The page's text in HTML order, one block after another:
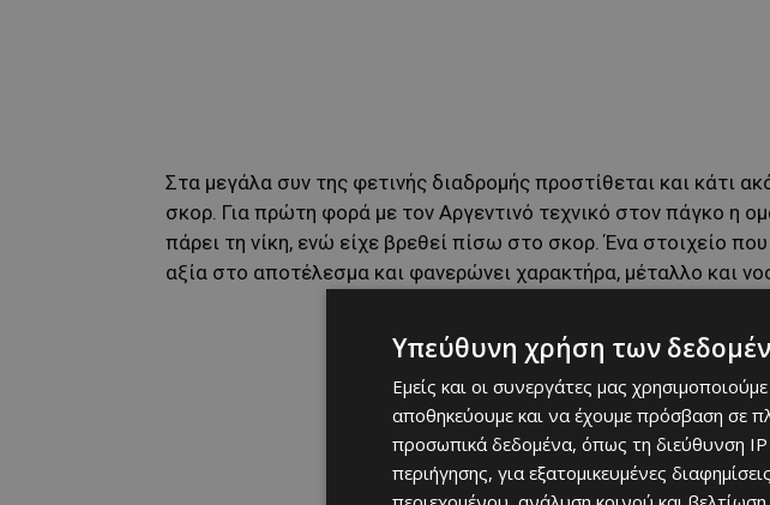
Στα μεγάλα συν της φετινής διαδρομής προστίθεται και κάτι
σκορ. Για πρώτη φορά με τον Αργεντινό τεχνικό στον πάγκο η
πάρει τη νίκη, ενώ είχε βρεθεί πίσω στο σκορ. Ένα στοιχείο
αξία στο αποτέλεσμα και φανερώνει χαρακτήρα, μέταλλο και
Υπεύθυνη χρήση των
Εμείς και οι συνεργάτες μας
αποθηκεύουμε και να έχουμε πρόσβαση σε
προσωπικά δεδομένα, όπως τη διεύθυνση
περιήγησης, για εξατομικευμένες